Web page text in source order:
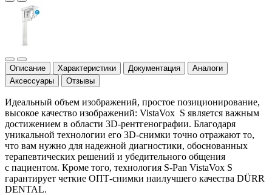
Описание Характеристики Документация
Аналоги
Аксессуары
Отзывы
Идеальный объем изображений, простое позиционирование,
высокое качество изображений: VistaVox S является важным
достижением в области 3D-рентгенографии. Благодаря
уникальной технологии его 3D-снимки точно отражают то,
что вам нужно для надежной диагностики, обоснованных
терапевтических решений и убедительного общения
с пациентом. Кроме того, технология S-Pan VistaVox S
гарантирует четкие ОПТ-снимки наилучшего качества DÜRR
DENTAL.